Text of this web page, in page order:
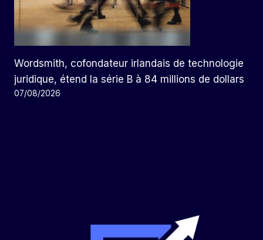
Wordsmith, cofondateur irlandais de technologie
juridique, étend la série B à 84 millions de dollars
07/08/2026